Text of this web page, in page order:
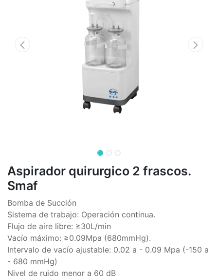
Aspirador quirurgico 2 frascos.
Smaf
Bomba de Succión
Sistema de trabajo: Operación continua.
Flujo de aire libre: ≥30L/min
Vacío máximo: ≥0.09Mpa (680mmHg).
Intervalo de vacío ajustable: 0.02 a - 0.09 Mpa (-150 a
- 680 mmHg)
Nivel de ruido menor a 60 dB